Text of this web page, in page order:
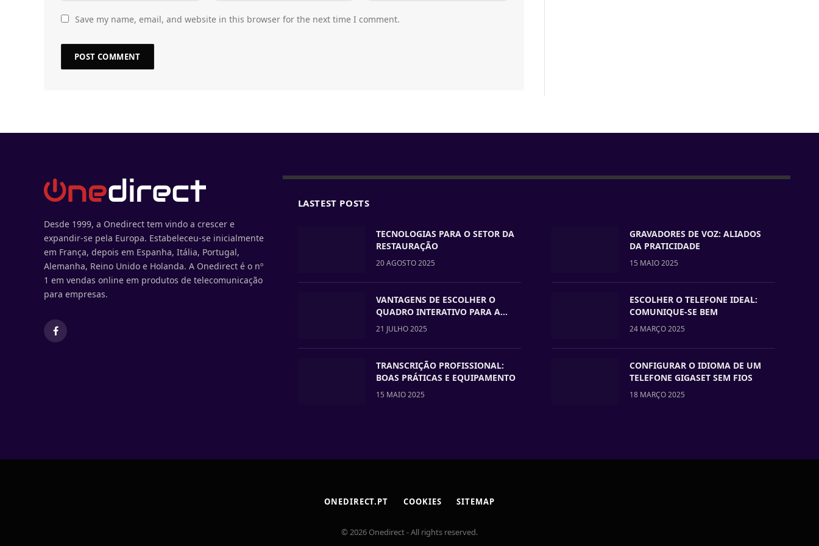
Save my name, email, and website in this browser for the next time I comment.
Desde 1999, a Onedirect tem vindo a crescer e
expandir-se pela Europa. Estabeleceu-se inicialmente
em França, depois em Espanha, Itália, Portugal,
Alemanha, Reino Unido e Holanda. A Onedirect é o nº
1 em vendas online em produtos de telecomunicação
para empresas.
Facebook
LASTEST POSTS
TECNOLOGIAS PARA O SETOR DA
RESTAURAÇÃO
20 AGOSTO 2025
VANTAGENS DE ESCOLHER O
QUADRO INTERATIVO PARA A
VOSSA ESCOLA
21 JULHO 2025
TRANSCRIÇÃO PROFISSIONAL:
BOAS PRÁTICAS E EQUIPAMENTO
15 MAIO 2025
GRAVADORES DE VOZ: ALIADOS
DA PRATICIDADE
15 MAIO 2025
ESCOLHER O TELEFONE IDEAL:
COMUNIQUE-SE BEM
24 MARÇO 2025
CONFIGURAR O IDIOMA DE UM
TELEFONE GIGASET SEM FIOS
18 MARÇO 2025
ONEDIRECT.PT COOKIES SITEMAP
© 2026 Onedirect - All rights reserved.